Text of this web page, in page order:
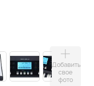
Добавить
свое
фото